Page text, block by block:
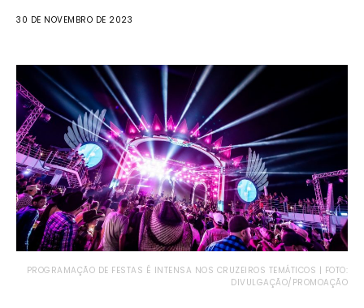
30 DE NOVEMBRO DE 2023
PROGRAMAÇÃO DE FESTAS É INTENSA NOS CRUZEIROS TEMÁTICOS | FOTO:
DIVULGAÇÃO/PROMOAÇÃO